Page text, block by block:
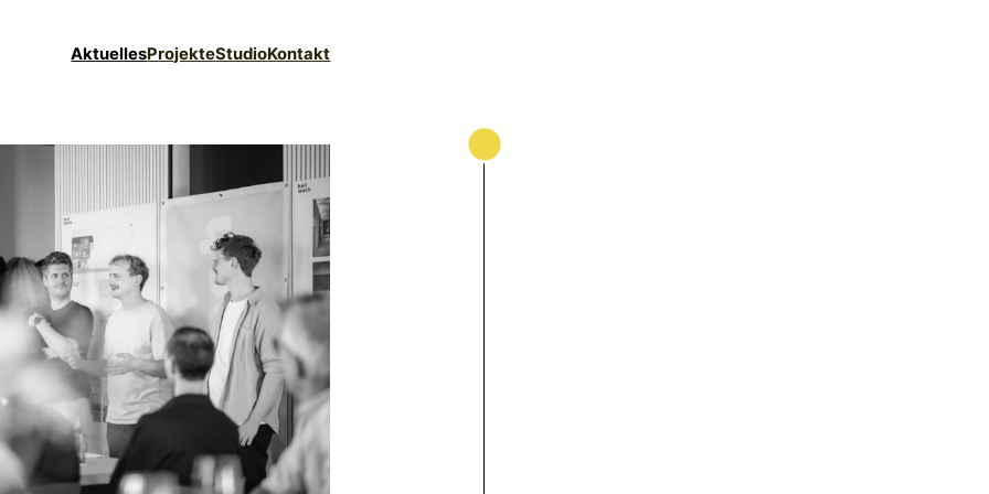
AktuellesProjekteStudioKontakt